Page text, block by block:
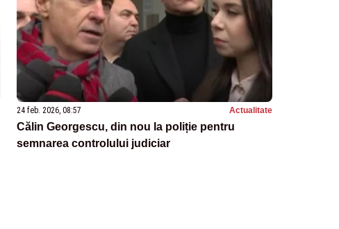
24 feb. 2026, 08:57 Actualitate
Călin Georgescu, din nou la poliție pentru
semnarea controlului judiciar